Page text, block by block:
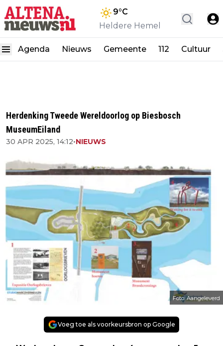
9°C
Heldere Hemel
Agenda Nieuws Gemeente 112 Cultuur
Herdenking Tweede Wereldoorlog op Biesbosch
MuseumEiland
30 APR 2025, 14:12•NIEUWS
Foto: Aangeleverd
Voeg toe als voorkeursbron op Google